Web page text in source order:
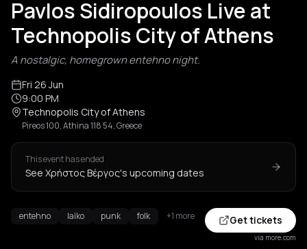
Pavlos Sidiropoulos Live at
Technopolis City of Athens
A nostalgic, homegrown entehno night.
Fri 26 Jun
9:00 PM
Technopolis City of Athens
Pireos 100, Athina 118 54, Greece
This event has ended
See Χρήστος Βέργος's upcoming dates
entehno laïko punk folk +1 more Get tickets
via more.com